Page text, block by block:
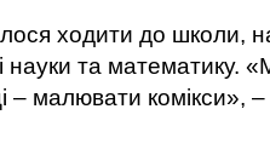
ходити до школи,
науки та математику.
– малювати комікси»,